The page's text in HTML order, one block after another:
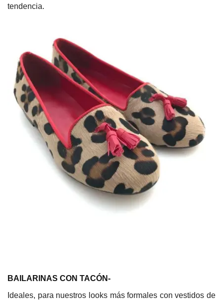
tendencia.
BAILARINAS CON TACÓN-
Ideales, para nuestros looks más formales con vestidos de